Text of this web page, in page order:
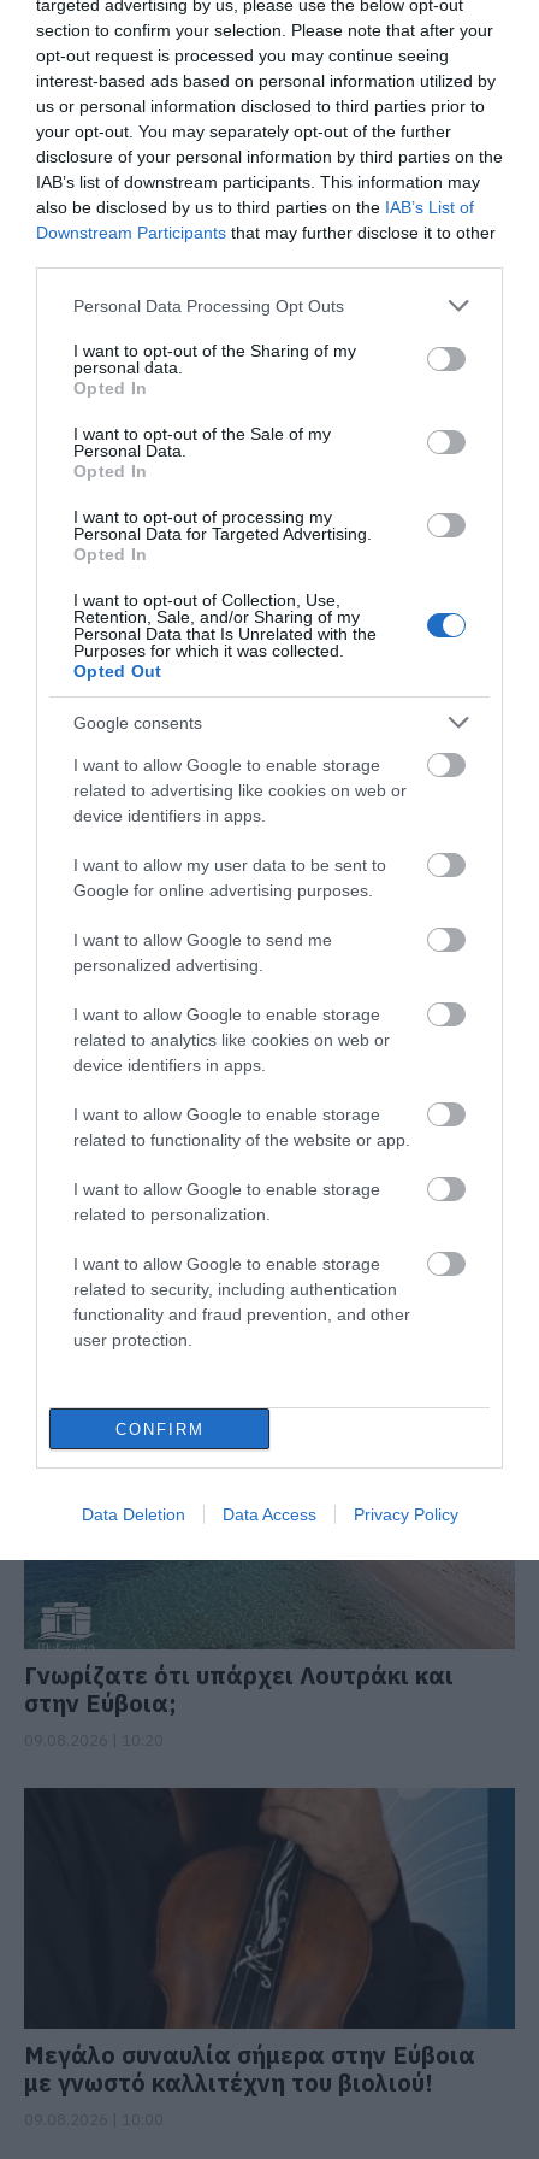
targeted advertising by us, please use the below opt-out
section to confirm your selection. Please note that after your
opt-out request is processed you may continue seeing
interest-based ads based on personal information utilized by
us or personal information disclosed to third parties prior to
your opt-out. You may separately opt-out of the further
disclosure of your personal information by third parties on the
IAB’s list of downstream participants. This information may
also be disclosed by us to third parties on the IAB’s List of
Downstream Participants that may further disclose it to other
Please note that this website/app uses one or more Google
not limited to your visit or usage behaviour. You may click to
grant or deny consent to Google and its third-party tags to
use your data for below specified purposes in below Google
consent section.
Personal Data Processing Opt Outs
I want to opt-out of the Sharing of my
personal data.
Opted In
I want to opt-out of the Sale of my
Personal Data.
Opted In
I want to opt-out of processing my
Personal Data for Targeted Advertising.
Opted In
I want to opt-out of Collection, Use,
Retention, Sale, and/or Sharing of my
Personal Data that Is Unrelated with the
Purposes for which it was collected.
Opted Out
Google consents
I want to allow Google to enable storage
related to advertising like cookies on web or
device identifiers in apps.
I want to allow my user data to be sent to
Google for online advertising purposes.
I want to allow Google to send me
personalized advertising.
I want to allow Google to enable storage
related to analytics like cookies on web or
device identifiers in apps.
I want to allow Google to enable storage
related to functionality of the website or app.
I want to allow Google to enable storage
related to personalization.
I want to allow Google to enable storage
related to security, including authentication
functionality and fraud prevention, and other
user protection.
CONFIRM
Data Deletion Data Access Privacy Policy
Εύβοια: Πότε θα γίνει ο
καθιερωμένος έρανος για το
«Στιφάδο της Παναγίας»
08.08.2026 | 19:40
Ο Αλέξης Τσίπρας παρουσιάζει το
οικονομικό πρόγραμμα της ΕΛ.Α.Σ.
στη Θεσσαλονίκη
08.08.2026 | 19:20
Άρχισε τις διακοπές ο
Μητσοτάκης: Φαγητό
και κρασί σε γνωστό
στέκι
Κρίση στο κόμμα
Καρυστιανού: Δύο
ακόμη στελέχη
αποχωρούν
καταγγέλλοντας
κλειστό σύστημα
αποφάσεων
Γνωρίζατε ότι υπάρχει Λουτράκι και
στην Εύβοια;
Μεγάλο συναυλία σήμερα στην Εύβοια
με γνωστό καλλιτέχνη του βιολιού!